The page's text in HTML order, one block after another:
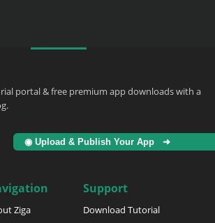
portal & free premium app downloads with a
◉ Upload & Publish Your App ➜
Ziga
Support
Download Tutorial